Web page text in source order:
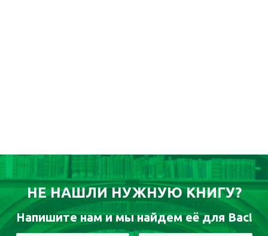
НЕ НАШЛИ НУЖНУЮ КНИГУ?
Напишите нам и мы найдем её для Вас!